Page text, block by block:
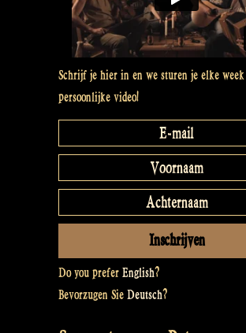
Schrijf je hier in en we sturen je elke
persoonlijke video!
Do you prefer English?
Bevorzugen Sie Deutsch?